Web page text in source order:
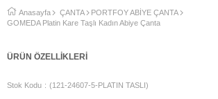
Anasayfa ÇANTA
PORTFOY ABİYE ÇANTA
GOMEDA Platin Kare Taşlı Kadın Abiye Çanta
ÜRÜN ÖZELLIKLERI
Stok Kodu (121-24607-5-PLATIN TASLI)